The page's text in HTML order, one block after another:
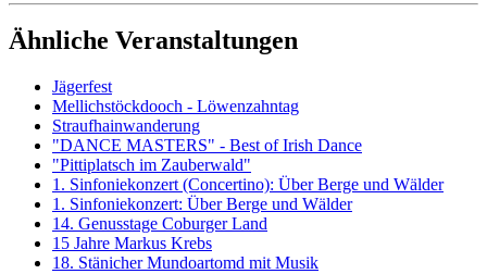
Ähnliche Veranstaltungen
Jägerfest
Mellichstöckdooch - Löwenzahntag
Straufhainwanderung
"DANCE MASTERS" - Best of Irish Dance
"Pittiplatsch im Zauberwald"
1. Sinfoniekonzert (Concertino): Über Berge und Wälder
1. Sinfoniekonzert: Über Berge und Wälder
14. Genusstage Coburger Land
15 Jahre Markus Krebs
18. Stänicher Mundoartomd mit Musik